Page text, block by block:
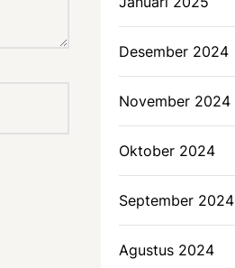
Desember 2024
November 2024
Oktober 2024
September 2024
Agustus 2024